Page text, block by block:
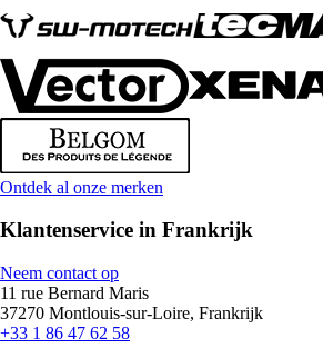
Ontdek al onze merken
Klantenservice in Frankrijk
Neem contact op
11 rue Bernard Maris
37270 Montlouis-sur-Loire, Frankrijk
+33 1 86 47 62 58